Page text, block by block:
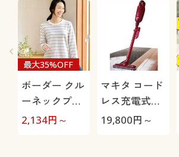
ボーダー クル
ーネックプル
オーバー(長
最大35%OFF
2,134円～
マキタ コード
レス充電式ク
リーナー
19,800円～